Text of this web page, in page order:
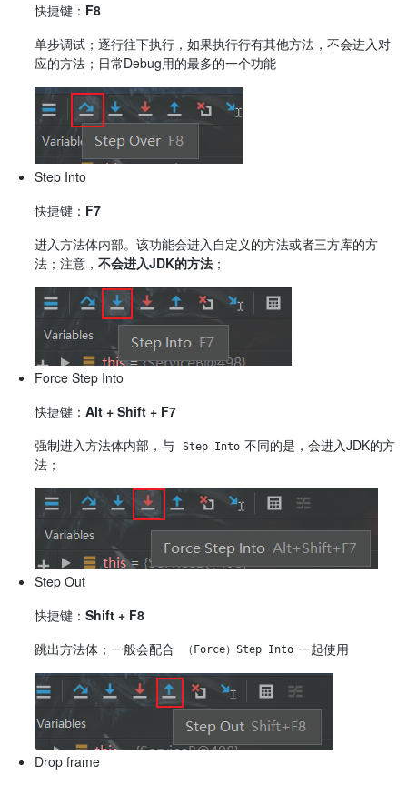
快捷键： F8
单步调试；逐行往下执行，如果执行行有其他方法，不会进入对
应的方法；日常Debug用的最多的一个功能
Step Into
快捷键： F7
进入方法体内部。该功能会进入自定义的方法或者三方库的方
法；注意， 不会进入JDK的方法 ；
Force Step Into
快捷键： Alt + Shift + F7
强制进入方法体内部，与
Step Into 不同的是，会进入JDK的方
法；
Step Out
快捷键： Shift + F8
跳出方法体；一般会配合
（Force）Step Into 一起使用
Drop frame